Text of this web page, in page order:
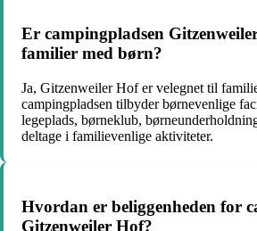
Er campingpladsen
familier med børn?
Ja, Gitzenweiler Hof er velegnet til
campingpladsen tilbyder børnevenlige
legeplads, børneklub,
deltage i familievenlige aktiviteter.
Hvordan er beliggenheden for
Gitzenweiler Hof?